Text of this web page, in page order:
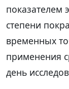
показателем
степени
временных
применения
день